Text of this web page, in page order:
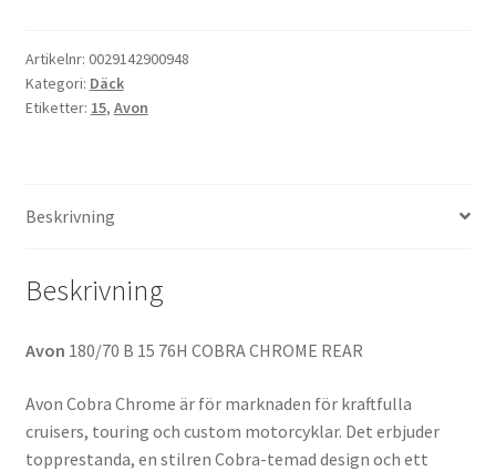
Artikelnr: 0029142900948
Kategori: Däck
Etiketter: 15, Avon
Beskrivning
Beskrivning
Avon 180/70 B 15 76H COBRA CHROME REAR
Avon Cobra Chrome är för marknaden för kraftfulla
cruisers, touring och custom motorcyklar. Det erbjuder
topprestanda, en stilren Cobra-temad design och ett